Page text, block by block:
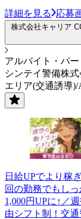
詳細を見る 応募
株式会社キャリア
アルバイト・パー
シンテイ警備株
エリア(交通誘導)/
日給UPでより稼
回の勤務でもし
1,000円UPに↑／
由シフト制！交通